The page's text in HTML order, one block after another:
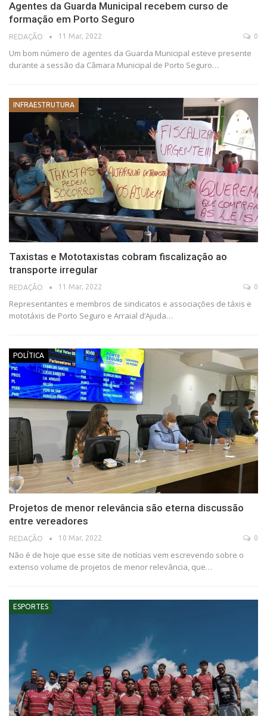
Agentes da Guarda Municipal recebem curso de
formação em Porto Seguro
REDAÇÃO 11 Mar, 2022 0
Um bom número de agentes da Guarda Municipal esteve presente
durante a sessão da Câmara Municipal de Porto Seguro…
INFRAESTRUTURA
Taxistas e Mototaxistas cobram fiscalização ao
transporte irregular
REDAÇÃO 11 Mar, 2022 0
Representantes e membros de sindicatos e associações de táxis e
mototáxis de Porto Seguro e Arraial d’Ajuda…
POLÍTICA
Projetos de menor relevância são eterna discussão
entre vereadores
REDAÇÃO 10 Mar, 2022 0
Não é de hoje que esse site de notícias vem escrevendo sobre o
extenso volume de projetos de menor relevância, que…
ESPORTES